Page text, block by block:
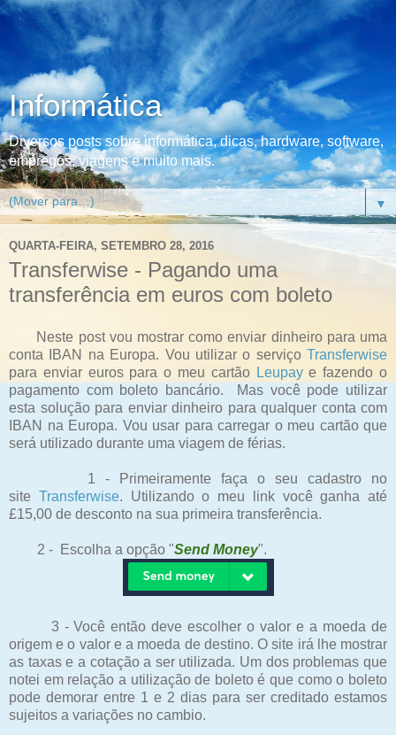
Informática
Diversos posts sobre informática, dicas, hardware, software,
empregos, viagens e muito mais.
▼
QUARTA-FEIRA, SETEMBRO 28, 2016
Transferwise - Pagando uma
transferência em euros com boleto
Neste post vou mostrar como enviar dinheiro para uma
conta IBAN na Europa. Vou utilizar o serviço Transferwise
para enviar euros para o meu cartão Leupaye fazendo o
pagamento com boleto bancário. Mas você pode utilizar
esta solução para enviar dinheiro para qualquer conta com
IBAN na Europa. Vou usar para carregar o meu cartão que
será utilizado durante uma viagem de férias.
1 - Primeiramente faça o seu cadastro no
site Transferwise. Utilizando o meu link você ganha até
£15,00 de desconto na sua primeira transferência.
2 - Escolha a opção "Send Money".
3 - Você então deve escolher o valor e a moeda de
origem e o valor e a moeda de destino. O site irá lhe mostrar
as taxas e a cotação a ser utilizada. Um dos problemas que
notei em relação a utilização de boleto é que como o boleto
pode demorar entre 1 e 2 dias para ser creditado estamos
sujeitos a variações no cambio.